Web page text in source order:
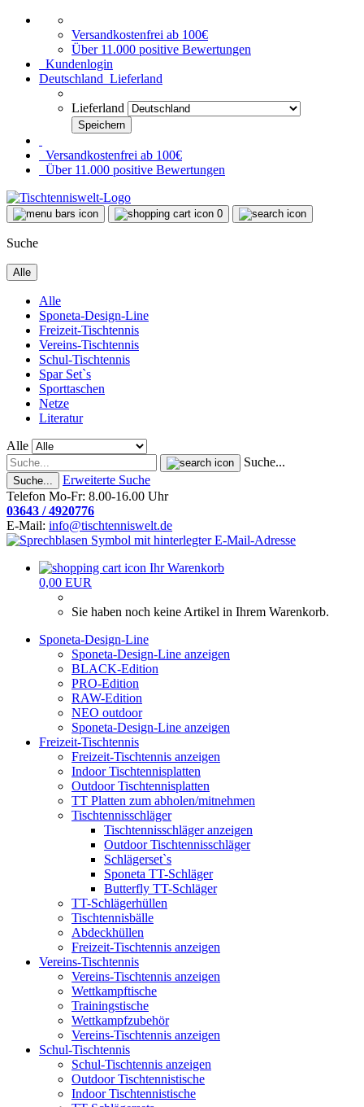
Versandkostenfrei ab 100€
Über 11.000 positive Bewertungen
Kundenlogin
Deutschland Lieferland
Lieferland
Versandkostenfrei ab 100€
Über 11.000 positive Bewertungen
0
Suche
Alle
Alle
Sponeta-Design-Line
Freizeit-Tischtennis
Vereins-Tischtennis
Schul-Tischtennis
Spar Set`s
Sporttaschen
Netze
Literatur
Alle
Suche...
Suche...
Erweiterte Suche
Telefon Mo-Fr: 8.00-16.00 Uhr
03643 / 4920776
E-Mail: info@tischtenniswelt.de
Ihr Warenkorb
0,00 EUR
Sie haben noch keine Artikel in Ihrem Warenkorb.
Sponeta-Design-Line
Sponeta-Design-Line anzeigen
BLACK-Edition
PRO-Edition
RAW-Edition
NEO outdoor
Sponeta-Design-Line anzeigen
Freizeit-Tischtennis
Freizeit-Tischtennis anzeigen
Indoor Tischtennisplatten
Outdoor Tischtennisplatten
TT Platten zum abholen/mitnehmen
Tischtennisschläger
Tischtennisschläger anzeigen
Outdoor Tischtennisschläger
Schlägerset`s
Sponeta TT-Schläger
Butterfly TT-Schläger
TT-Schlägerhüllen
Tischtennisbälle
Abdeckhüllen
Freizeit-Tischtennis anzeigen
Vereins-Tischtennis
Vereins-Tischtennis anzeigen
Wettkampftische
Trainingstische
Wettkampfzubehör
Vereins-Tischtennis anzeigen
Schul-Tischtennis
Schul-Tischtennis anzeigen
Outdoor Tischtennistische
Indoor Tischtennistische